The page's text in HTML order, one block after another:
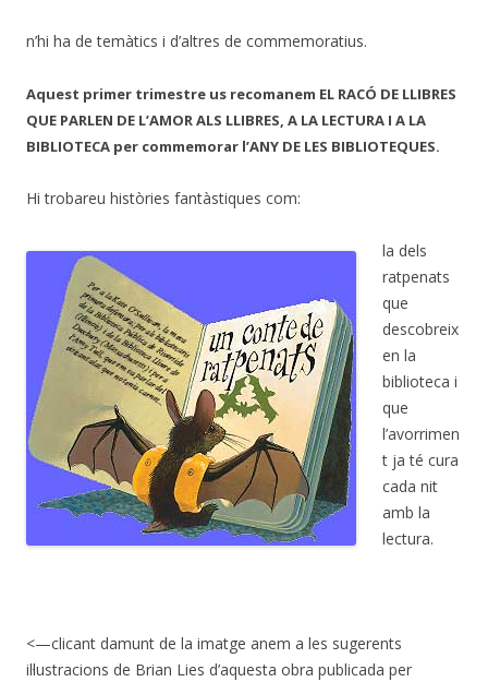
n’hi ha de temàtics i d’altres de commemoratius.
Aquest primer trimestre us recomanem EL RACÓ DE LLIBRES
QUE PARLEN DE L’AMOR ALS LLIBRES, A LA LECTURA I A LA
BIBLIOTECA per commemorar l’ANY DE LES BIBLIOTEQUES.
Hi trobareu històries fantàstiques com:
la dels
ratpenats
que
descobreix
en la
biblioteca i
que
l’avorrimen
t ja té cura
cada nit
amb la
lectura.
<—clicant damunt de la imatge anem a les sugerents
il·lustracions de Brian Lies d’aquesta obra publicada per